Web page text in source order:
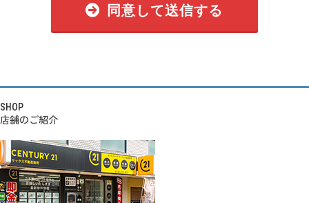
同意して送信する
SHOP
店舗のご紹介